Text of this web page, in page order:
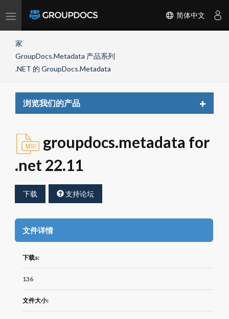
Toggle
简体中文
家
GroupDocs.Metadata 产品系列
.NET 的 GroupDocs.Metadata
浏览我们的产品
Toggle
groupdocs.metadata for
.net 22.11
下载 支持论坛
文件详情
下载s:
136
文件大小: